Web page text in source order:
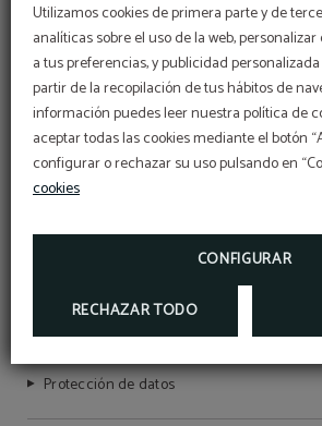
Utilizamos cookies de primera parte y de
analíticas sobre el uso de la web,
a tus preferencias, y publicidad
partir de la recopilación de tus hábitos de
información puedes leer nuestra política de
aceptar todas las cookies mediante el botón
configurar o rechazar su uso pulsando en
cookies
CONFIGURAR
RECHAZAR TODO
HOTEL QUATRO PUERTA DEL SOL
HOTEL STERLING
HOTEL VICTORIA 4
Protección de datos
¡Suscríbete a nuestra
newsletter!
¡EBOOK EXCLUSIVO PARA TI!